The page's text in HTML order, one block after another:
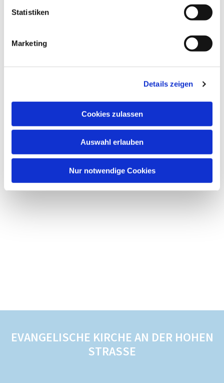
Statistiken
Marketing
Details zeigen
Cookies zulassen
Auswahl erlauben
Nur notwendige Cookies
EVANGELISCHE KIRCHE AN DER HOHEN
STRASSE